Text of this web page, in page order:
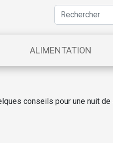
ALIMENTATION
conseils pour une nuit